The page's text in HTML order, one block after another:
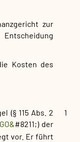
zur
Kosten des
1
(§ 115 Abs. 2
#8211;) der
vor. Er führt